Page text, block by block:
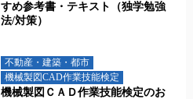
すめ参考書・テキスト（独学勉強
法/対策）
不動産・建築・都市
機械製図CAD作業技能検定
機械製図ＣＡＤ作業技能検定のお